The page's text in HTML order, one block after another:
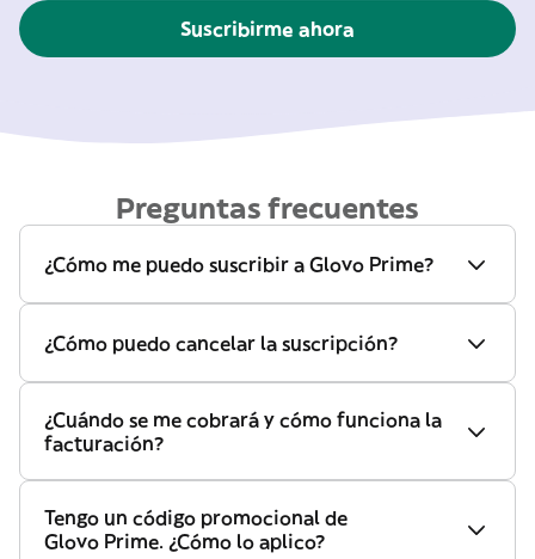
Suscribirme ahora
Preguntas frecuentes
¿Cómo me puedo suscribir a Glovo Prime?
¿Cómo puedo cancelar la suscripción?
¿Cuándo se me cobrará y cómo funciona la
facturación?
Tengo un código promocional de
Glovo Prime. ¿Cómo lo aplico?